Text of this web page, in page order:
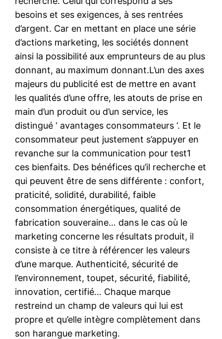
besoins et ses exigences, à ses rentrées
d’argent. Car en mettant en place une série
d’actions marketing, les sociétés donnent
ainsi la possibilité aux emprunteurs de au plus
donnant, au maximum donnant.L’un des axes
majeurs du publicité est de mettre en avant
les qualités d’une offre, les atouts de prise en
main d’un produit ou d’un service, les
distingué ‘ avantages consommateurs ‘. Et le
consommateur peut justement s’appuyer en
revanche sur la communication pour test1
ces bienfaits. Des bénéfices qu’il recherche et
qui peuvent être de sens différente : confort,
praticité, solidité, durabilité, faible
consommation énergétiques, qualité de
fabrication souveraine… dans le cas où le
marketing concerne les résultats produit, il
consiste à ce titre à référencer les valeurs
d’une marque. Authenticité, sécurité de
l’environnement, toupet, sécurité, fiabilité,
innovation, certifié… Chaque marque
restreind un champ de valeurs qui lui est
propre et qu’elle intègre complètement dans
son harangue marketing.